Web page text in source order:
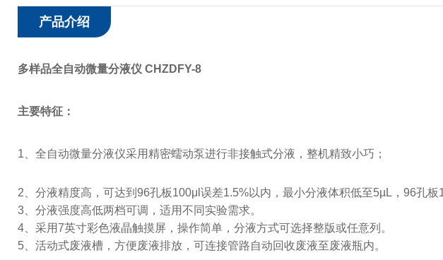
产品介绍
多样品全自动微量分液仪 CHZDFY-8
主要特征：
1、 全自动微量分液仪采用精密蠕动泵进行非接触式分液，整机精致小巧；
2、分液精度高，可达到96孔板100μl误差1.5%以内，最小分液体积低至5µL，96孔板
3、分液强度高低两档可调，适用不同实验需求。
4、采用7英寸彩色液晶触摸屏，操作简单，分液方式可选择整版或任意列。
5、活动式废液槽，方便废液排放，可连接管路自动回收废液至废液瓶内。